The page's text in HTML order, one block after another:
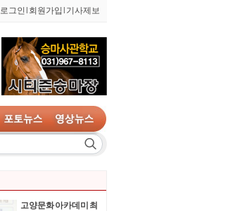
로그인 회원가입 기사제보
고양문화 아카데미 최